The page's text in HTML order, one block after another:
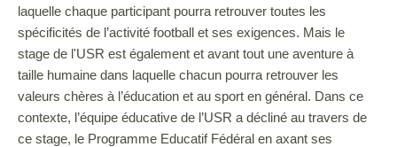
laquelle chaque participant pourra retrouver toutes les
spécificités de l’activité football et ses exigences. Mais le
stage de l'USR est également et avant tout une aventure à
taille humaine dans laquelle chacun pourra retrouver les
valeurs chères à l’éducation et au sport en général. Dans ce
contexte, l’équipe éducative de l’USR a décliné au travers de
ce stage, le Programme Educatif Fédéral en axant ses